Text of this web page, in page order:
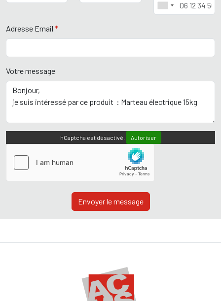
Adresse Email *
Votre message
hCaptcha est désactivé. Autoriser
Envoyer le message